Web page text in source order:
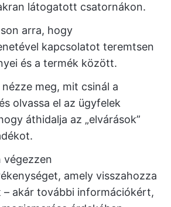
látogatott csatornákon.
arra, hogy
kapcsolatot teremtsen
és a termék között.
meg, mit csinál a
olvassa el az ügyfelek
áthidalja az „elvárások”
végezzen
amely visszahozza
– akár további információkért,